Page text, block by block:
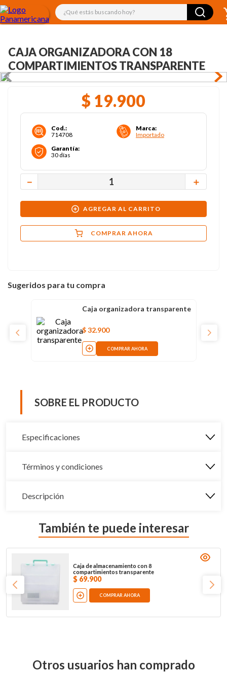
¿Qué estás buscando hoy?
CAJA ORGANIZADORA CON 18
COMPARTIMIENTOS TRANSPARENTE
$ 19.900
Cod.:
714708
Marca:
Importado
Garantía:
30 días
＋
－
AGREGAR AL CARRITO
COMPRAR AHORA
Sugeridos para tu compra
Caja organizadora transparente
$ 32.900
COMPRAR AHORA
SOBRE EL PRODUCTO
Especificaciones
Términos y condiciones
Descripción
También te puede interesar
Caja de almacenamiento con 8
compartimientos transparente
$ 69.900
COMPRAR AHORA
Otros usuarios han comprado